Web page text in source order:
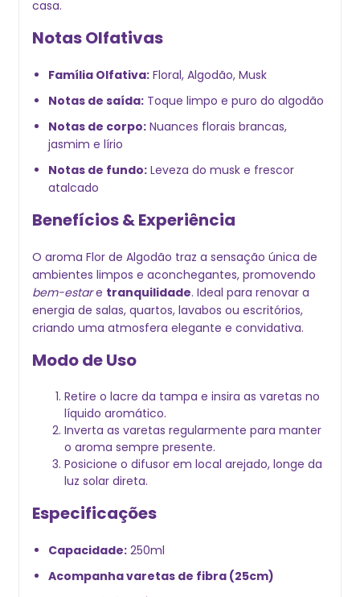
casa.
Notas Olfativas
Família Olfativa: Floral, Algodão, Musk
Notas de saída: Toque limpo e puro do algodão
Notas de corpo: Nuances florais brancas,
jasmim e lírio
Notas de fundo: Leveza do musk e frescor
atalcado
Benefícios & Experiência
O aroma Flor de Algodão traz a sensação única de
ambientes limpos e aconchegantes, promovendo
bem-estare tranquilidade. Ideal para renovar a
energia de salas, quartos, lavabos ou escritórios,
criando uma atmosfera elegante e convidativa.
Modo de Uso
Retire o lacre da tampa e insira as varetas no
líquido aromático.
Inverta as varetas regularmente para manter
o aroma sempre presente.
Posicione o difusor em local arejado, longe da
luz solar direta.
Especificações
Capacidade: 250ml
Acompanha varetas de fibra (25cm)